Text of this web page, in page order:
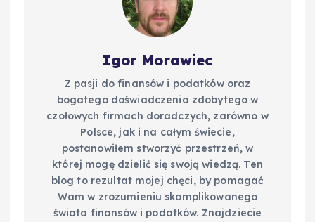
Igor Morawiec
Z pasji do finansów i podatków oraz
bogatego doświadczenia zdobytego w
czołowych firmach doradczych, zarówno w
Polsce, jak i na całym świecie,
postanowiłem stworzyć przestrzeń, w
której mogę dzielić się swoją wiedzą. Ten
blog to rezultat mojej chęci, by pomagać
Wam w zrozumieniu skomplikowanego
świata finansów i podatków. Znajdziecie